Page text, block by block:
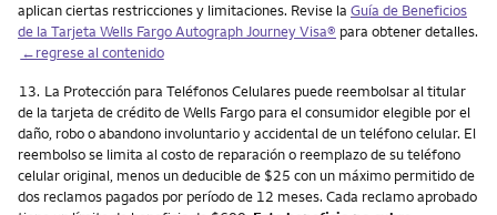
aplican ciertas restricciones y limitaciones. Revise la Guía de Beneficios
de la Tarjeta Wells Fargo Autograph Journey Visa® para obtener detalles.
←regrese al contenido
Nota
13. La Protección para Teléfonos Celulares puede reembolsar al titular
de la tarjeta de crédito de Wells Fargo para el consumidor elegible por el
daño, robo o abandono involuntario y accidental de un teléfono celular. El
reembolso se limita al costo de reparación o reemplazo de su teléfono
celular original, menos un deducible de $25 con un máximo permitido de
dos reclamos pagados por período de 12 meses. Cada reclamo aprobado